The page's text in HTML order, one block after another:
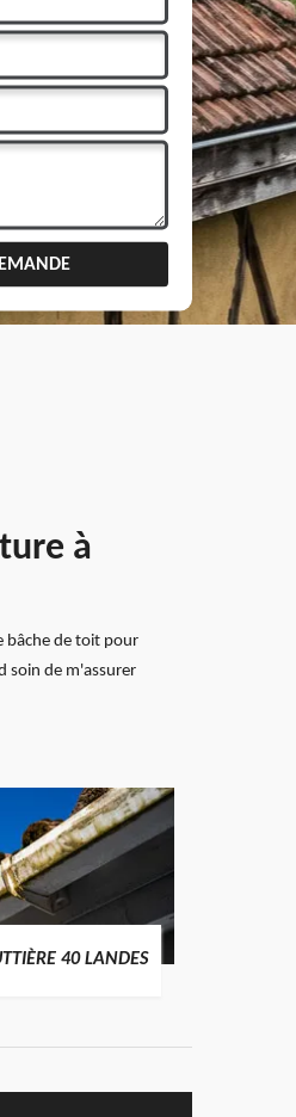
à
bâche de toit pour
soin de m'assurer
40 LANDES